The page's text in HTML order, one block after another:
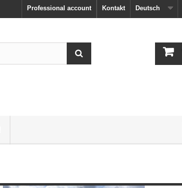
Deutsch
Kontakt
Professional account